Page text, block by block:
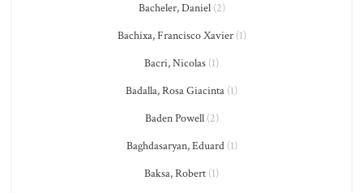
Bacheler, Daniel(2)
Bachixa, Francisco Xavier(1)
Bacri, Nicolas (1)
Badalla, Rosa Giacinta (1)
Baden Powell(2)
Baghdasaryan, Eduard(1)
Baksa, Robert (1)